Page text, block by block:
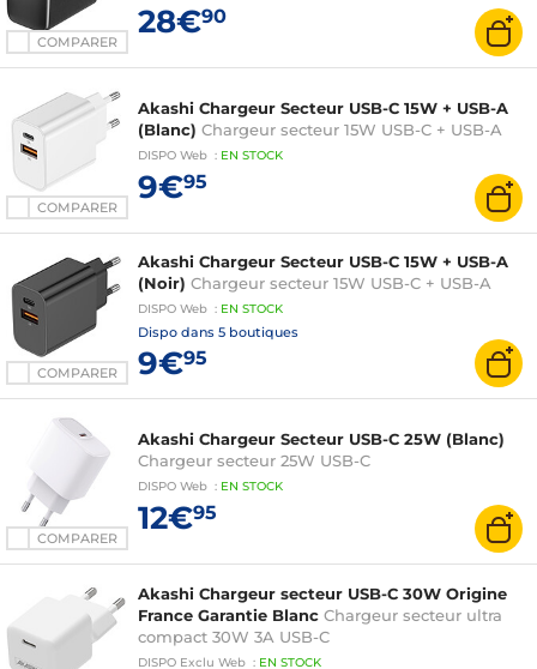
COMPARER
28€90
COMPARER
Akashi Chargeur Secteur USB-C 15W + USB-A
(Blanc) Chargeur secteur 15W USB-C + USB-A
DISPO Web : EN STOCK
9€95
COMPARER
Akashi Chargeur Secteur USB-C 15W + USB-A
(Noir) Chargeur secteur 15W USB-C + USB-A
DISPO Web : EN STOCK
Dispo dans 5 boutiques
9€95
COMPARER
Akashi Chargeur Secteur USB-C 25W (Blanc)
Chargeur secteur 25W USB-C
DISPO Web : EN STOCK
12€95
Akashi Chargeur secteur USB-C 30W Origine
France Garantie Blanc Chargeur secteur ultra
compact 30W 3A USB-C
DISPO Exclu Web : EN STOCK